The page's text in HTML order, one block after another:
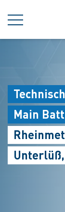
MENÜ
Main